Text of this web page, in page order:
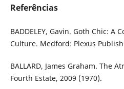
Referências
BADDELEY, Gavin. Goth Chic: A
Culture. Medford: Plexus
BALLARD, James Graham. The
Fourth Estate, 2009 (1970).